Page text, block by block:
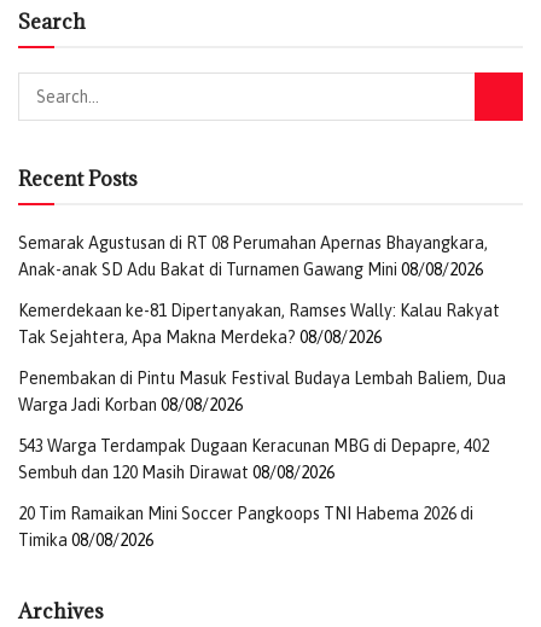
Search
Recent Posts
Semarak Agustusan di RT 08 Perumahan Apernas Bhayangkara,
Anak-anak SD Adu Bakat di Turnamen Gawang Mini 08/08/2026
Kemerdekaan ke-81 Dipertanyakan, Ramses Wally: Kalau Rakyat
Tak Sejahtera, Apa Makna Merdeka? 08/08/2026
Penembakan di Pintu Masuk Festival Budaya Lembah Baliem, Dua
Warga Jadi Korban 08/08/2026
543 Warga Terdampak Dugaan Keracunan MBG di Depapre, 402
Sembuh dan 120 Masih Dirawat 08/08/2026
20 Tim Ramaikan Mini Soccer Pangkoops TNI Habema 2026 di
Timika 08/08/2026
Archives